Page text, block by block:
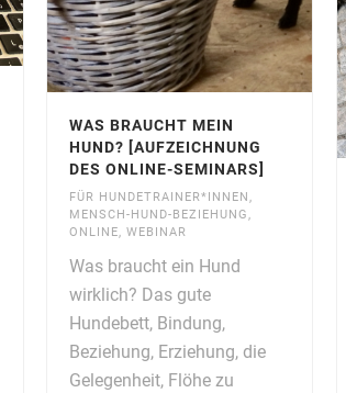
WAS BRAUCHT MEIN
HUND? [AUFZEICHNUNG
DES ONLINE-SEMINARS]
FÜR HUNDETRAINER*INNEN ,
MENSCH-HUND-BEZIEHUNG,
ONLINE, WEBINAR
Was braucht ein Hund
wirklich? Das gute
Hundebett, Bindung,
Beziehung, Erziehung, die
Gelegenheit, Flöhe zu